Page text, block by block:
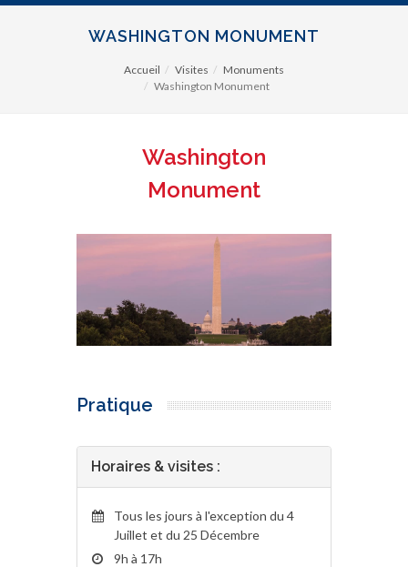
WASHINGTON MONUMENT
Accueil Visites
Monuments
Washington Monument
Washington
Monument
Pratique
Horaires & visites :
Tous les jours à l'exception du 4
Juillet et du 25 Décembre
9h à 17h